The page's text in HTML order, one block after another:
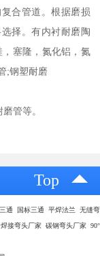
合管道。根据磨损
择。有内衬耐磨陶
塞隆，氮化铝，氮
;钢塑耐磨
管等。
Top
通 国标三通 平焊法兰 无缝弯
接弯头厂家 碳钢弯头厂家 90°